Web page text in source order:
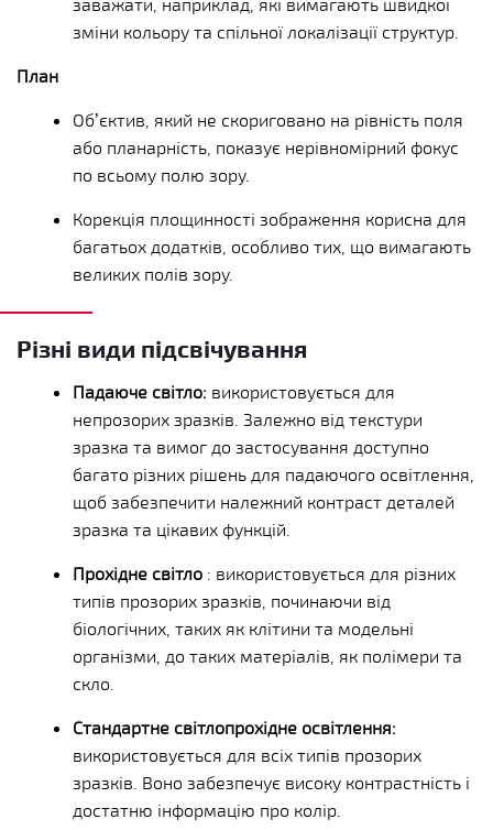
зміни кольору та спільної локалізації структур.
План
Об’єктив, який не скориговано на рівність поля
або планарність, показує нерівномірний фокус
по всьому полю зору.
Корекція площинності зображення корисна для
багатьох додатків, особливо тих, що вимагають
великих полів зору.
Різні види підсвічування
Падаюче світло: використовується для
непрозорих зразків. Залежно від текстури
зразка та вимог до застосування доступно
багато різних рішень для падаючого освітлення,
щоб забезпечити належний контраст деталей
зразка та цікавих функцій.
Прохідне світло : використовується для різних
типів прозорих зразків, починаючи від
біологічних, таких як клітини та модельні
організми, до таких матеріалів, як полімери та
скло.
Стандартне світлопрохідне освітлення:
використовується для всіх типів прозорих
зразків. Воно забезпечує високу контрастність і
достатню інформацію про колір.